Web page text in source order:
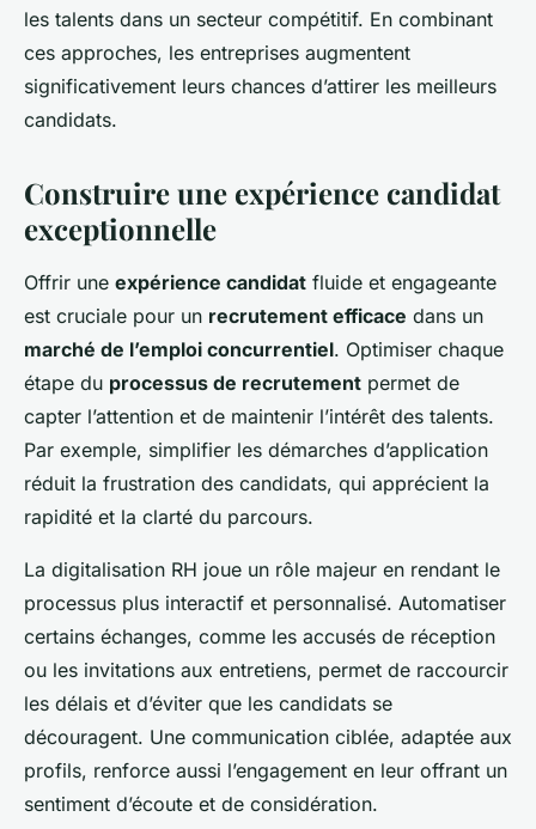
les talents dans un secteur compétitif. En combinant
ces approches, les entreprises augmentent
significativement leurs chances d’attirer les meilleurs
candidats.
Construire une expérience candidat
exceptionnelle
Offrir une expérience candidat fluide et engageante
est cruciale pour un recrutement efficace dans un
marché de l’emploi concurrentiel. Optimiser chaque
étape du processus de recrutement permet de
capter l’attention et de maintenir l’intérêt des talents.
Par exemple, simplifier les démarches d’application
réduit la frustration des candidats, qui apprécient la
rapidité et la clarté du parcours.
La digitalisation RH joue un rôle majeur en rendant le
processus plus interactif et personnalisé. Automatiser
certains échanges, comme les accusés de réception
ou les invitations aux entretiens, permet de raccourcir
les délais et d’éviter que les candidats se
découragent. Une communication ciblée, adaptée aux
profils, renforce aussi l’engagement en leur offrant un
sentiment d’écoute et de considération.